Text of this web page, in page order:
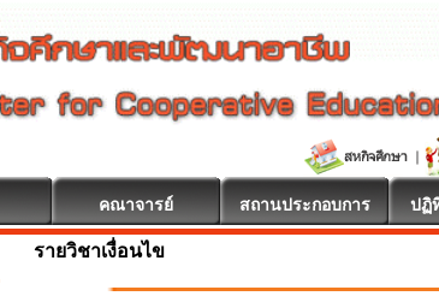
คณาจารย์ สถานประกอบการ ปฏิ
รายวิชาเงื่อนไข